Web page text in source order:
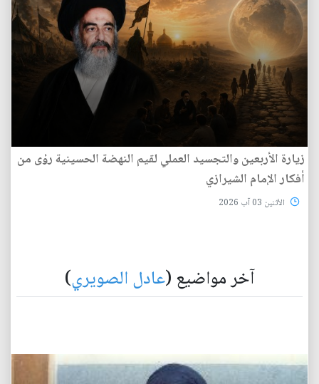
زيارة الأربعين والتجسيد العملي لقيم النهضة الحسينية رؤى من
أفكار الإمام الشيرازي
الأثنين 03 آب 2026
آخر مواضيع (عادل الصويري)